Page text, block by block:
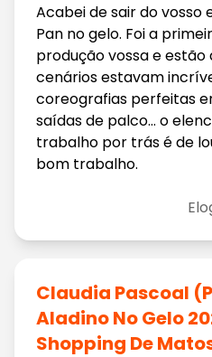
Acabei de sair do vosso
Pan no gelo. Foi a
produção vossa e estão
cenários estavam
coreografias perfeitas
saídas de palco… o
trabalho por trás é de
bom trabalho.
Claudia Pascoal
Aladino No Gelo
Shopping De